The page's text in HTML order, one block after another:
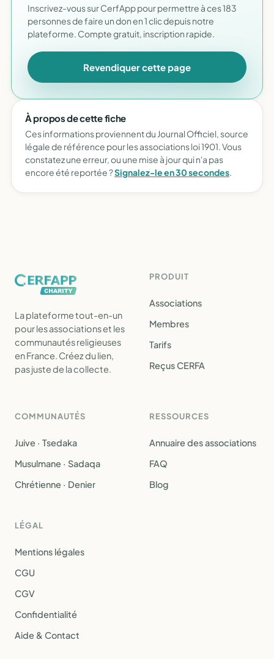
Inscrivez-vous sur CerfApp pour permettre à ces 183
personnes de faire un don en 1 clic depuis notre
plateforme. Compte gratuit, inscription rapide.
Revendiquer cette page
À propos de cette fiche
Ces informations proviennent du Journal Officiel, source
légale de référence pour les associations loi 1901. Vous
constatez une erreur, ou une mise à jour qui n'a pas
encore été reportée ?Signalez-le en 30 secondes.
La plateforme tout-en-un
pour les associations et les
communautés religieuses
en France. Créez du lien,
pas juste de la collecte.
PRODUIT
Associations
Membres
Tarifs
Reçus CERFA
COMMUNAUTÉS
Juive · Tsedaka
Musulmane · Sadaqa
Chrétienne · Denier
RESSOURCES
Annuaire des associations
FAQ
Blog
LÉGAL
Mentions légales
CGU
CGV
Confidentialité
Aide & Contact